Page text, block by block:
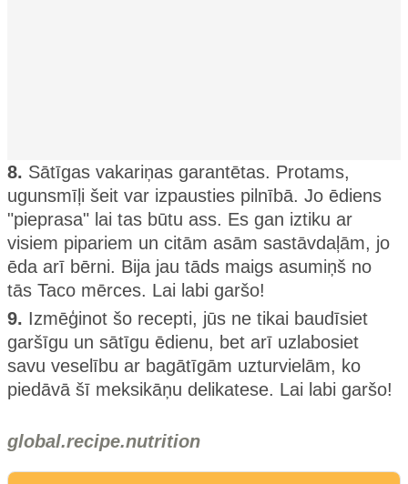
8. Sātīgas vakariņas garantētas. Protams,
ugunsmīļi šeit var izpausties pilnībā. Jo ēdiens
"pieprasa" lai tas būtu ass. Es gan iztiku ar
visiem pipariem un citām asām sastāvdaļām, jo
ēda arī bērni. Bija jau tāds maigs asumiņš no
tās Taco mērces. Lai labi garšo!
9. Izmēģinot šo recepti, jūs ne tikai baudīsiet
garšīgu un sātīgu ēdienu, bet arī uzlabosiet
savu veselību ar bagātīgām uzturvielām, ko
piedāvā šī meksikāņu delikatese​. Lai labi garšo!
global.recipe.nutrition